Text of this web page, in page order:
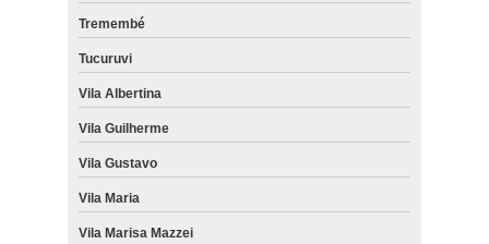
Tremembé
Tucuruvi
Vila Albertina
Vila Guilherme
Vila Gustavo
Vila Maria
Vila Marisa Mazzei